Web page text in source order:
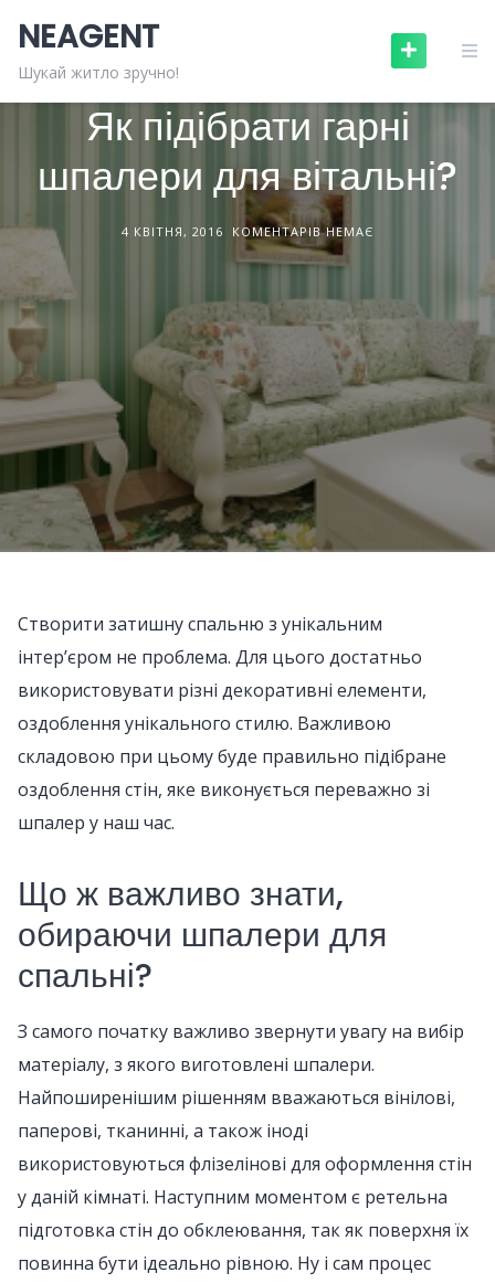
content
NEAGENT
Шукай житло зручно!БУДІВЕЛЬНІ МАТЕРІАЛИ
Як підібрати гарні
шпалери для вітальні?
4 КВІТНЯ, 2016 КОМЕНТАРІВ НЕМАЄ
Створити затишну спальню з унікальним
інтер’єром не проблема. Для цього достатньо
використовувати різні декоративні елементи,
оздоблення унікального стилю. Важливою
складовою при цьому буде правильно підібране
оздоблення стін, яке виконується переважно зі
шпалер у наш час.
Що ж важливо знати,
обираючи шпалери для
спальні?
З самого початку важливо звернути увагу на вибір
матеріалу, з якого виготовлені шпалери.
Найпоширенішим рішенням вважаються вінілові,
паперові, тканинні, а також іноді
використовуються флізелінові для оформлення стін
у даній кімнаті. Наступним моментом є ретельна
підготовка стін до обклеювання, так як поверхня їх
повинна бути ідеально рівною. Ну і сам процес